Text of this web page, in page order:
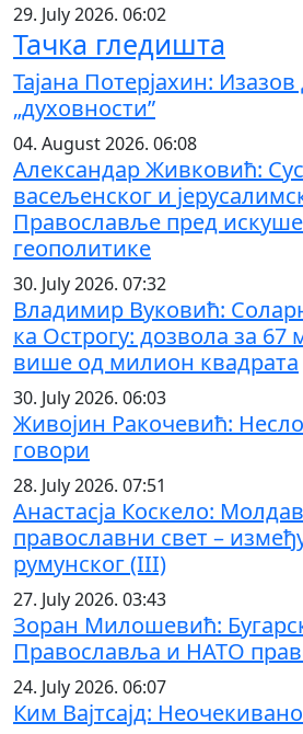
29. July 2026. 06:02
Тачка гледишта
Тајана Потерјахин:
„духовности”
04. August 2026. 06:08
Александар Живковић:
васељенског и
Православље пред
геополитике
30. July 2026. 07:32
Владимир Вуковић:
ка Острогу: дозвола за 67
више од милион квадрата
30. July 2026. 06:03
Живојин Ракочевић:
говори
28. July 2026. 07:51
Анастасја Коскело:
православни свет –
румунског (III)
27. July 2026. 03:43
Зоран Милошевић:
Православља и НАТО
24. July 2026. 06:07
Ким Вајтсајд: